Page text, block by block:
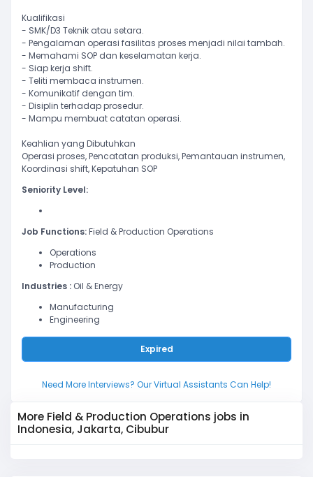
Kualifikasi
- SMK/D3 Teknik atau setara.
- Pengalaman operasi fasilitas proses menjadi nilai tambah.
- Memahami SOP dan keselamatan kerja.
- Siap kerja shift.
- Teliti membaca instrumen.
- Komunikatif dengan tim.
- Disiplin terhadap prosedur.
- Mampu membuat catatan operasi.
Keahlian yang Dibutuhkan
Operasi proses, Pencatatan produksi, Pemantauan instrumen,
Koordinasi shift, Kepatuhan SOP
Seniority Level:
Job Functions:Field & Production Operations
Operations
Production
Industries : Oil & Energy
Manufacturing
Engineering
Expired
Need More Interviews? Our Virtual Assistants Can Help!
More Field & Production Operations jobs in
Indonesia, Jakarta, Cibubur